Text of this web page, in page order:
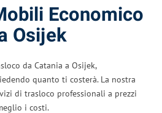
Economico
Osijek
da Catania a Osijek,
quanto ti costerà. La nostra
di trasloco professionali a prezzi
i costi.